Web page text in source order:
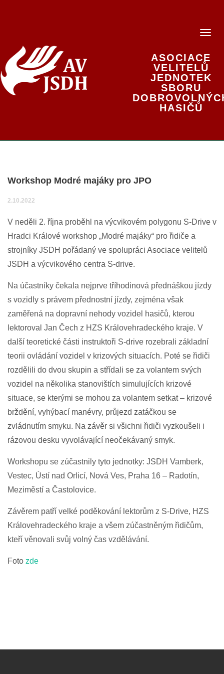
ASOCIACE
VELITELŮ
JEDNOTEK
SBORU
HASIČŮ
Workshop Modré majáky pro JPO
2.10.2022
V neděli 2. října proběhl na výcvikovém polygonu S-Drive v
Hradci Králové workshop „Modré majáky“ pro řidiče a
strojníky JSDH pořádaný ve spolupráci Asociace velitelů
JSDH a výcvikového centra S-drive.
Na účastníky čekala nejprve tříhodinová přednáškou jízdy
s vozidly s právem přednostní jízdy, zejména však
zaměřená na dopravní nehody vozidel hasičů, kterou
lektoroval Jan Čech z HZS Královehradeckého kraje. V
další teoretické části instruktoři S-drive rozebrali základní
teorii ovládání vozidel v krizových situacích. Poté se řidiči
rozdělili do dvou skupin a střídali se za volantem svých
vozidel na několika stanovištích simulujících krizové
situace, se kterými se mohou za volantem setkat – krizové
brždění, vyhýbací manévry, průjezd zatáčkou se
zvládnutím smyku. Na závěr si všichni řidiči vyzkoušeli i
rázovou desku vyvolávající neočekávaný smyk.
Workshopu se zúčastnily tyto jednotky: JSDH Vamberk,
Vestec, Ústí nad Orlicí, Nová Ves, Praha 16 – Radotín,
Meziměstí a Častolovice.
Závěrem patří velké poděkování lektorům z S-Drive, HZS
Královehradeckého kraje a všem zúčastněným řidičům,
kteří věnovali svůj volný čas vzdělávání.
Foto zde